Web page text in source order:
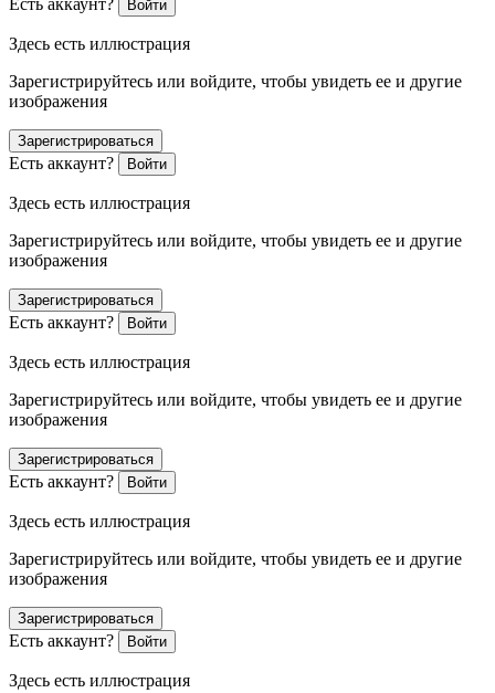
Есть аккаунт? Войти
Здесь есть иллюстрация
Зарегистрируйтесь или войдите, чтобы увидеть ее и другие
изображения
Зарегистрироваться
Есть аккаунт? Войти
Здесь есть иллюстрация
Зарегистрируйтесь или войдите, чтобы увидеть ее и другие
изображения
Зарегистрироваться
Есть аккаунт? Войти
Здесь есть иллюстрация
Зарегистрируйтесь или войдите, чтобы увидеть ее и другие
изображения
Зарегистрироваться
Есть аккаунт? Войти
Здесь есть иллюстрация
Зарегистрируйтесь или войдите, чтобы увидеть ее и другие
изображения
Зарегистрироваться
Есть аккаунт? Войти
Здесь есть иллюстрация